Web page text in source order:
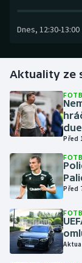
Florbal
Golf
Gymnastika
Házená
Jezdectví
Judo
Krasobruslení
Dnes, 12:30-13:00
Aktuality ze
Před
Před